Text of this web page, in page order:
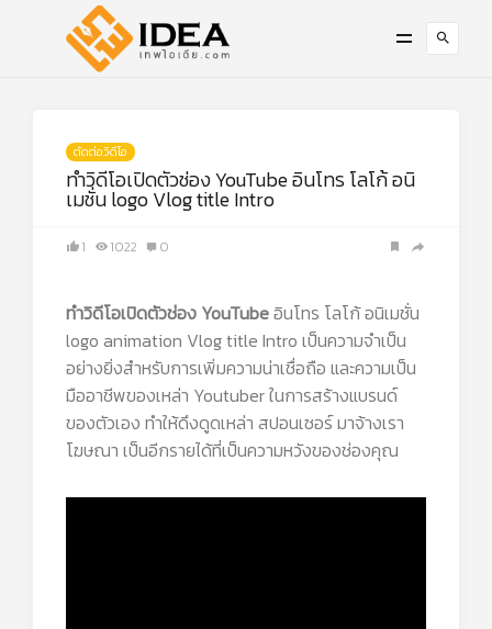
ตัดต่อวิดีโอ
ทำวิดีโอเปิดตัวช่อง YouTube อินโทร โลโก้ อนิ
เมชั่น logo Vlog title Intro
1 1022 0
ทำวิดีโอเปิดตัวช่อง YouTubeอินโทร โลโก้ อนิเมชั่น
logo animation Vlog title Intro เป็นความจำเป็น
อย่างยิ่งสำหรับการเพิ่มความน่าเชื่อถือ และความเป็น
มืออาชีพของเหล่า Youtuber ในการสร้างแบรนด์
ของตัวเอง ทำให้ดึงดูดเหล่า สปอนเซอร์ มาจ้างเรา
โฆษณา เป็นอีกรายได้ที่เป็นความหวังของช่องคุณ